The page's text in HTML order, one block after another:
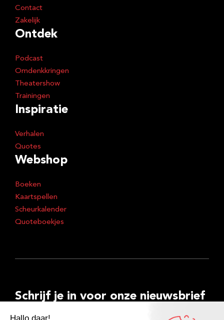
Contact
Zakelijk
Ontdek
Podcast
Omdenkkringen
Theatershow
Trainingen
Inspiratie
Verhalen
Quotes
Webshop
Boeken
Kaartspellen
Scheurkalender
Quoteboekjes
Schrijf je in voor onze nieuwsbrief